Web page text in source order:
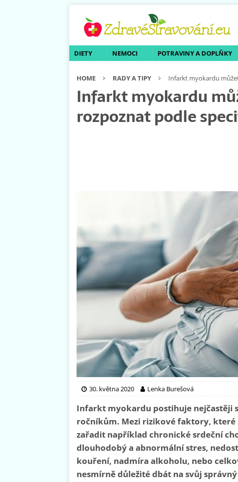
DIETY NEMOCI POTRAVINY A DOPLŇKY
HOME RADY A TIPY Infarkt myokardu
Infarkt myokardu
rozpoznat podle
30. května 2020 Lenka Burešová
Infarkt myokardu postihuje nejčastěji
ročníkům. Mezi rizikové faktory,
zařadit například chronické srdeční
dlouhodobý a abnormální stres,
kouření, nadmíra alkoholu, nebo
nesmírně důležité dbát na svůj